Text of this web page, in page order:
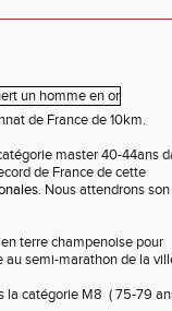
de France de 10km.
master 40-44ans
de France de cette
. Nous attendrons son
terre champenoise pour
au semi-marathon de la
la catégorie M8 ( 75-79